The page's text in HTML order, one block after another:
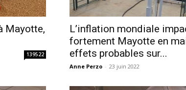
Mayotte,
139522
L’inflation mondiale
fortement Mayotte en
effets probables sur...
Anne Perzo - 23 juin 2022